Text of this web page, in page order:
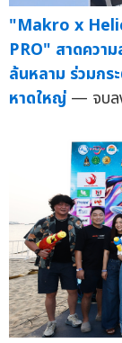
"Makro x
PRO" สาดควา
ล้นหลาม ร่วมกร
หาดใหญ่ — จบล